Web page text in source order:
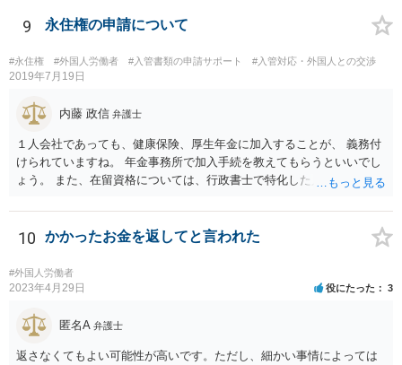
難しい問題の一つなので、年金事務所および必要に応じて社労士にも
相談されるといいでしょう。
9 永住権の申請について
#永住権 #外国人労働者 #入管書類の申請サポート #入管対応・外国人との交渉
2019年7月19日
内藤 政信 弁護士
１人会社であっても、健康保険、厚生年金に加入することが、 義務付
けられていますね。 年金事務所で加入手続を教えてもらうといいでし
ょう。 また、在留資格については、行政書士で特化した人が何人も い
人は少ないですね。
10 かかったお金を返してと言われた
#外国人労働者
2023年4月29日 役にたった 3
匿名A 弁護士
返さなくてもよい可能性が高いです。ただし、細かい事情によっては